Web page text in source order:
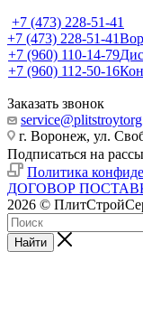
+7 (473) 228-51-41
+7 (473) 228-51-41
+7 (960) 110-14-79
+7 (960) 112-50-16
Заказать звонок
г. Воронеж, ул.
Подписаться на
Политика
ДОГОВОР
2026 ©
Найти